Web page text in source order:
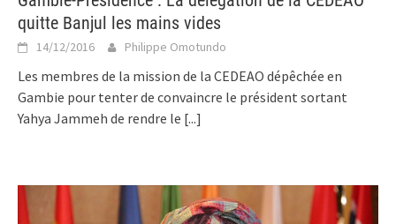
quitte Banjul les mains vides
14/12/2016 Philippe Omotundo
Les membres de la mission de la CEDEAO dépêchée en
Gambie pour tenter de convaincre le président sortant
Yahya Jammeh de rendre le [...]